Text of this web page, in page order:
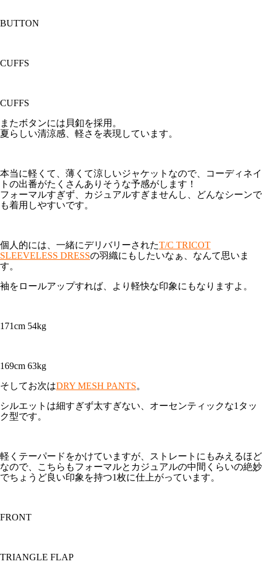
BUTTON
CUFFS
CUFFS
またボタンには貝釦を採用。
夏らしい清涼感、軽さを表現しています。
本当に軽くて、薄くて涼しいジャケットなので、コーディネイ
トの出番がたくさんありそうな予感がします！
フォーマルすぎず、カジュアルすぎませんし、どんなシーンで
も着用しやすいです。
個人的には、一緒にデリバリーされたT/C TRICOT
SLEEVELESS DRESSの羽織にもしたいなぁ、なんて思いま
す。
袖をロールアップすれば、より軽快な印象にもなりますよ。
171cm 54kg
169cm 63kg
そしてお次はDRY MESH PANTS。
シルエットは細すぎず太すぎない、オーセンティックな1タッ
ク型です。
軽くテーパードをかけていますが、ストレートにもみえるほど
なので、こちらもフォーマルとカジュアルの中間くらいの絶妙
でちょうど良い印象を持つ1枚に仕上がっています。
FRONT
TRIANGLE FLAP